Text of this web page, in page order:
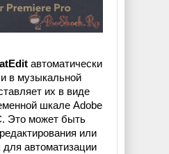
автоматически
в музыкальной
их в виде
шкале Adobe
Это может быть
или
для автоматизации